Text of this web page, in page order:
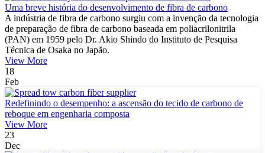
Uma breve história do desenvolvimento de fibra de carbono
A indústria de fibra de carbono surgiu com a invenção da tecnologia
de preparação de fibra de carbono baseada em poliacrilonitrila
(PAN) em 1959 pelo Dr. Akio Shindo do Instituto de Pesquisa
Técnica de Osaka no Japão.
View More
18
Feb
Redefinindo o desempenho: a ascensão do tecido de carbono de
reboque em engenharia composta
View More
23
Dec